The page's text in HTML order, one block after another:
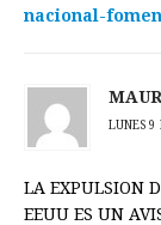
nacional-
LUNES 9
LA EXPULSION
EEUU ES UN